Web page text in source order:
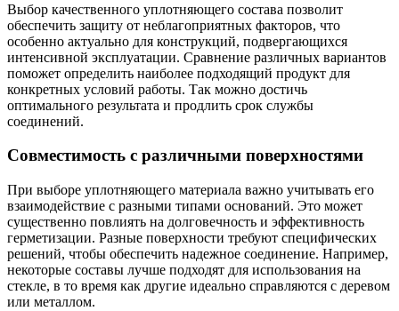
Выбор качественного уплотняющего состава позволит
обеспечить защиту от неблагоприятных факторов, что
особенно актуально для конструкций, подвергающихся
интенсивной эксплуатации. Сравнение различных вариантов
поможет определить наиболее подходящий продукт для
конкретных условий работы. Так можно достичь
оптимального результата и продлить срок службы
соединений.
Совместимость с различными поверхностями
При выборе уплотняющего материала важно учитывать его
взаимодействие с разными типами оснований. Это может
существенно повлиять на долговечность и эффективность
герметизации. Разные поверхности требуют специфических
решений, чтобы обеспечить надежное соединение. Например,
некоторые составы лучше подходят для использования на
стекле, в то время как другие идеально справляются с деревом
или металлом.